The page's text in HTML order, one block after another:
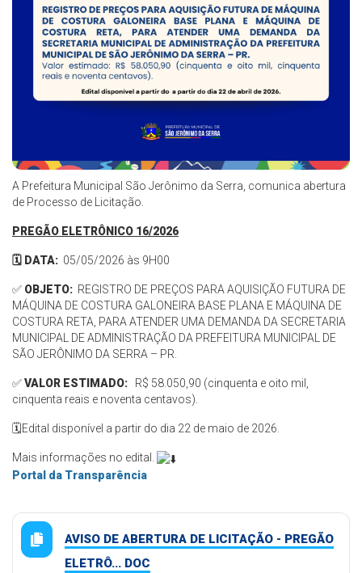
A Prefeitura Municipal São Jerônimo da Serra, comunica abertura
de Processo de Licitação.
PREGÃO ELETRÔNICO 16/2026
🗓️ DATA: 05/05/2026 às 9H00
✅ OBJETO: REGISTRO DE PREÇOS PARA AQUISIÇÃO FUTURA DE
MÁQUINA DE COSTURA GALONEIRA BASE PLANA E MÁQUINA DE
COSTURA RETA, PARA ATENDER UMA DEMANDA DA SECRETARIA
MUNICIPAL DE ADMINISTRAÇÃO DA PREFEITURA MUNICIPAL DE
SÃO JERÔNIMO DA SERRA – PR.
✅VALOR ESTIMADO:
R$ 58.050,90 (cinquenta e oito mil,
cinquenta reais e noventa centavos).
🗓️Edital disponível a partir do dia 22 de maio de 2026.
Mais informações no edital.
Portal da Transparência
AVISO DE ABERTURA DE LICITAÇÃO - PREGÃO
ELETRÔ... DOC